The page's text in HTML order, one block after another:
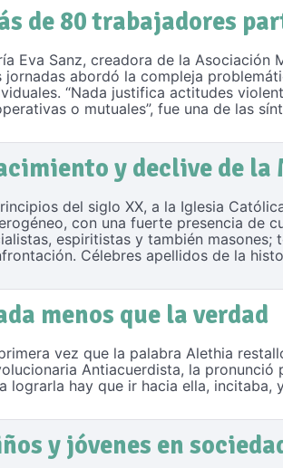
de 80 trabajadores
Eva Sanz, creadora de la
jornadas abordó la compleja
“Nada justifica actitudes
o mutuales”, fue una de las
y declive de la
del siglo XX, a la Iglesia
con una fuerte presencia de
espiritistas y también
Célebres apellidos de la
menos que la verdad
vez que la palabra Alethia
Antiacuerdista, la
lograrla hay que ir hacia ella,
y jóvenes en